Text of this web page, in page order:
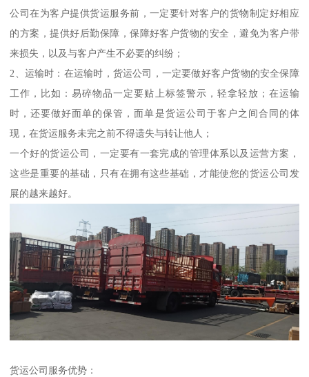
公司在为客户提供货运服务前，一定要针对客户的货物制定好相应
的方案，提供好后勤保障，保障好客户货物的安全，避免为客户带
来损失，以及与客户产生不必要的纠纷；
2、运输时：在运输时，货运公司，一定要做好客户货物的安全保障
工作，比如：易碎物品一定要贴上标签警示，轻拿轻放；在运输
时，还要做好面单的保管，面单是货运公司于客户之间合同的体
现，在货运服务未完之前不得遗失与转让他人；
一个好的货运公司，一定要有一套完成的管理体系以及运营方案，
这些是重要的基础，只有在拥有这些基础，才能使您的货运公司发
展的越来越好。
货运公司服务优势：